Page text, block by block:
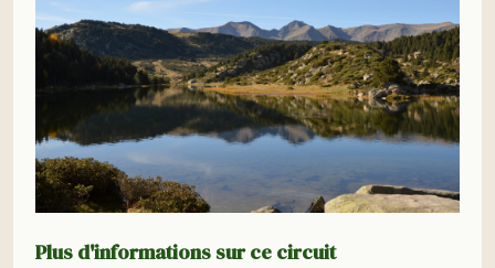
Plus d'informations sur ce circuit